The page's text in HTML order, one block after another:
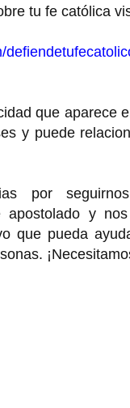
tu fe católica
que aparece
y puede
por
apostolado y
que pueda